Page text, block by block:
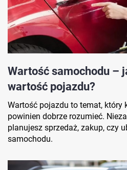
Wartość samochodu –
wartość pojazdu?
Wartość pojazdu to temat, który
powinien dobrze rozumieć.
planujesz sprzedaż, zakup, czy
samochodu.